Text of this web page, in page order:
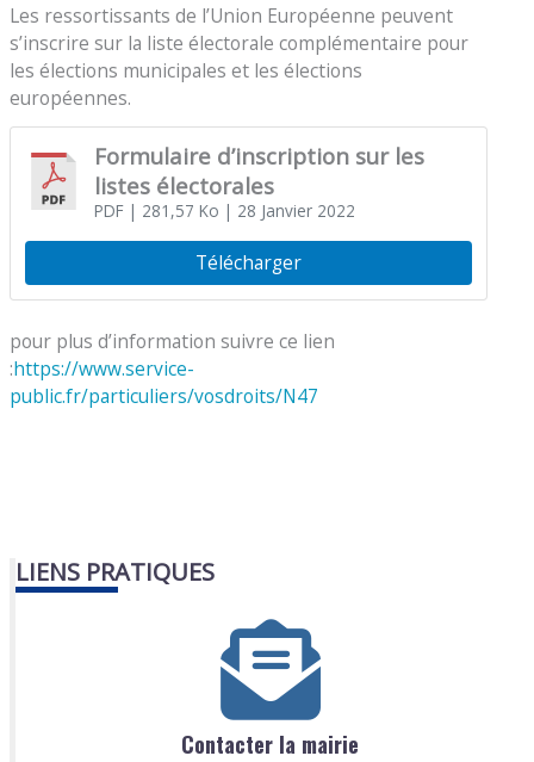
Les ressortissants de l’Union Européenne peuvent
s’inscrire sur la liste électorale complémentaire pour
les élections municipales et les élections
européennes.
Formulaire d’inscription sur les
listes électorales
PDF| 281,57 Ko | 28 Janvier 2022
Télécharger
pour plus d’information suivre ce lien
:https://www.service-
public.fr/particuliers/vosdroits/N47
LIENS PRATIQUES
Contacter la mairie